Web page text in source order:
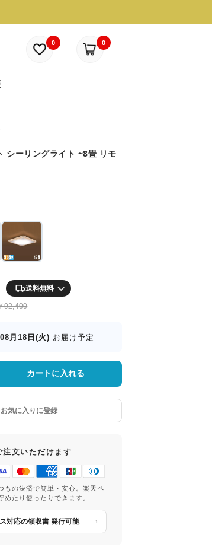
0 0
シーリングライト ~8畳 リモ
送料無料
92,400
08月18日(火) お届け予定
カートに入れる
お気に入りに登録
文いただけます
もの決済で簡単・安心。楽天ペ
めたり使ったりできます。
対応の領収書 発行可能